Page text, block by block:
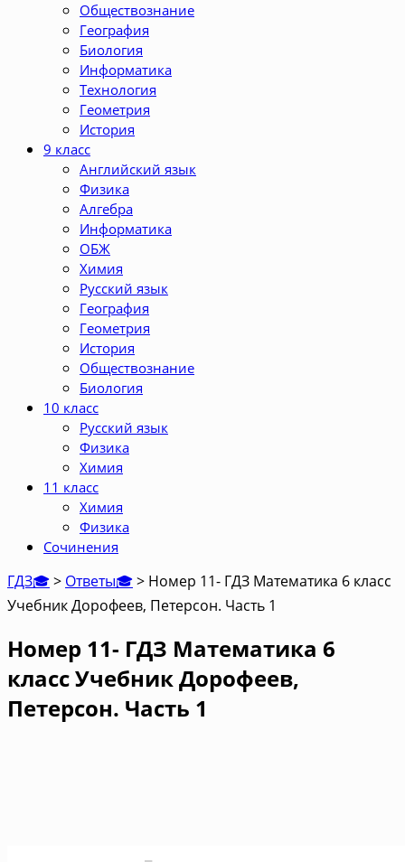
Обществознание
География
Биология
Информатика
Технология
Геометрия
История
9 класс
Английский язык
Физика
Алгебра
Информатика
ОБЖ
Химия
Русский язык
География
Геометрия
История
Обществознание
Биология
10 класс
Русский язык
Физика
Химия
11 класс
Химия
Физика
Сочинения
ГДЗ🎓> Ответы🎓> Номер 11- ГДЗ Математика 6 класс
Учебник Дорофеев, Петерсон. Часть 1
Номер 11- ГДЗ Математика 6
класс Учебник Дорофеев,
Петерсон. Часть 1